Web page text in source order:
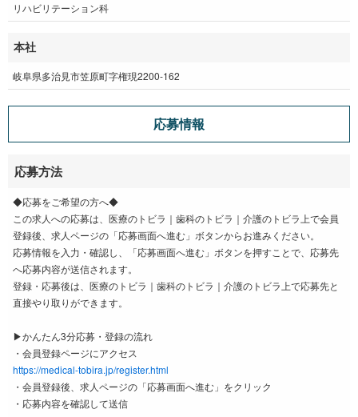
リハビリテーション科
本社
岐阜県多治見市笠原町字権現2200-162
応募情報
応募方法
◆応募をご希望の方へ◆
この求人への応募は、医療のトビラ｜歯科のトビラ｜介護のトビラ上で会員
登録後、求人ページの「応募画面へ進む」ボタンからお進みください。
応募情報を入力・確認し、「応募画面へ進む」ボタンを押すことで、応募先
へ応募内容が送信されます。
登録・応募後は、医療のトビラ｜歯科のトビラ｜介護のトビラ上で応募先と
直接やり取りができます。
▶かんたん3分応募・登録の流れ
・会員登録ページにアクセス
https://medical-tobira.jp/register.html
・会員登録後、求人ページの「応募画面へ進む」をクリック
・応募内容を確認して送信